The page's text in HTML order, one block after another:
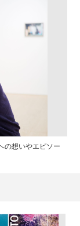
の想いやエピソー